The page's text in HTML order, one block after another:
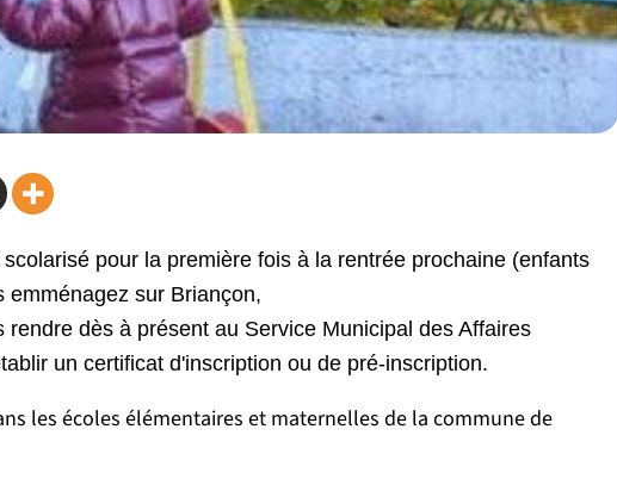
pour la première fois à la rentrée prochaine (enfants
emménagez sur Briançon,
rendre dès à présent au Service Municipal des Affaires
un certificat d'inscription ou de pré-inscription.
les écoles élémentaires et maternelles de la commune de